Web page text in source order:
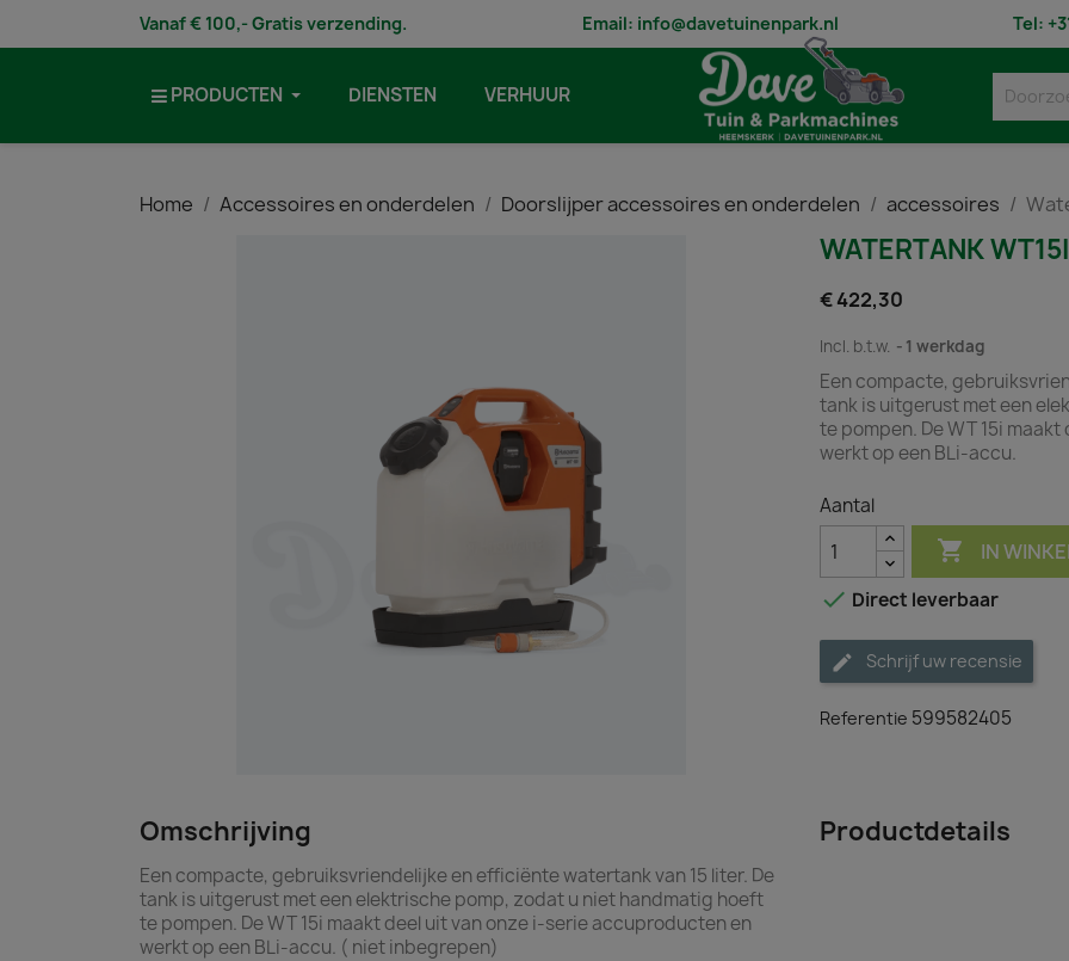
Vanaf € 100,- Gratis verzending. Email: info@davetuinenpark.nl Tel:
PRODUCTEN DIENSTEN VERHUUR
Home Accessoires en onderdelen Doorslijper accessoires en onderdelen accessoires
WATERTANK
€ 422,30
Incl. b.t.w. 1 werkdag
Een compacte,
tank is uitgerust met een
te pompen. De WT 15i
werkt op een BLi-accu.
Aantal
 IN
 Direct leverbaar
Schrijf uw recensie
Referentie 599582405
Omschrijving
Een compacte, gebruiksvriendelijke en efficiënte watertank van 15 liter. De
tank is uitgerust met een elektrische pomp, zodat u niet handmatig hoeft
te pompen. De WT 15i maakt deel uit van onze i-serie accuproducten en
werkt op een BLi-accu. ( niet inbegrepen)
Productdetails